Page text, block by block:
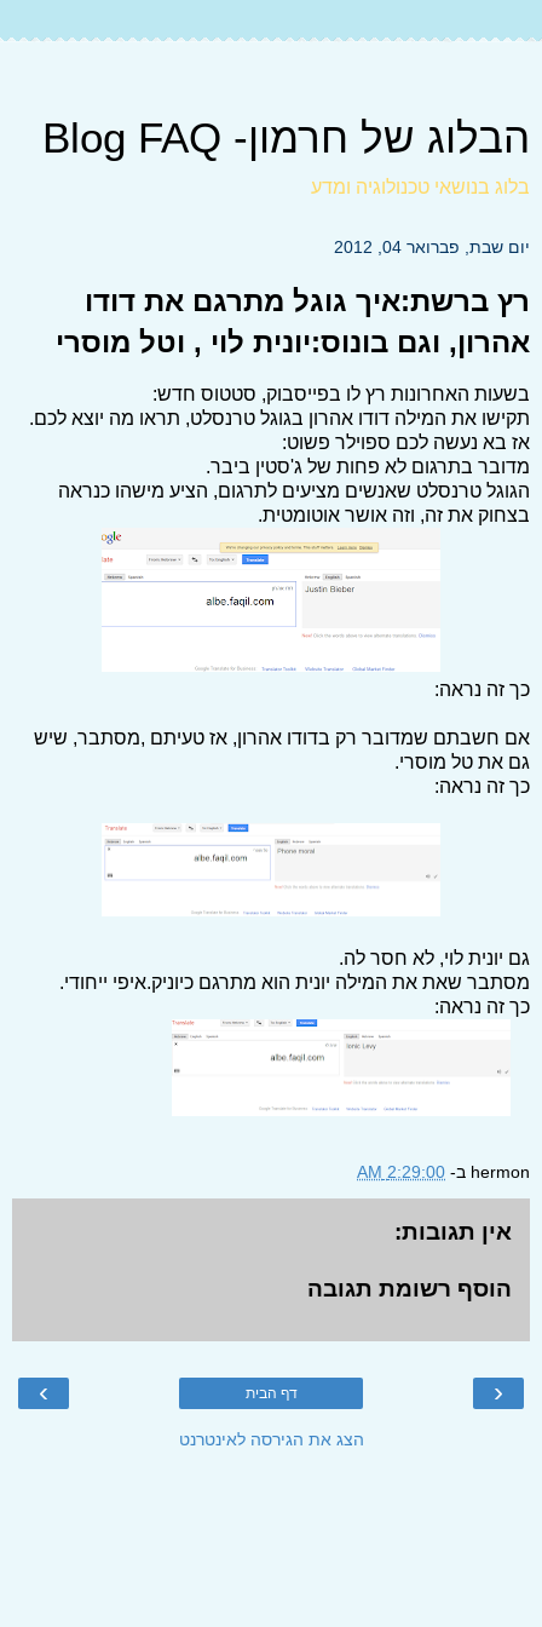
הבלוג של חרמון- Blog FAQ
בלוג בנושאי טכנולוגיה ומדע
יום שבת, פברואר 04, 2012
רץ ברשת:איך גוגל מתרגם את דודו
אהרון, וגם בונוס:יונית לוי , וטל מוסרי
בשעות האחרונות רץ לו בפייסבוק, סטטוס חדש:
תקישו את המילה דודו אהרון בגוגל טרנסלט, תראו מה יוצא לכם.
אז בא נעשה לכם ספוילר פשוט:
מדובר בתרגום לא פחות של ג'סטין ביבר.
הגוגל טרנסלט שאנשים מציעים לתרגום, הציע מישהו כנראה
בצחוק את זה, וזה אושר אוטומטית.
כך זה נראה:
אם חשבתם שמדובר רק בדודו אהרון, אז טעיתם ,מסתבר, שיש
גם את טל מוסרי.
כך זה נראה:
גם יונית לוי, לא חסר לה.
מסתבר שאת את המילה יונית הוא מתרגם כיוניק.איפי ייחודי.
כך זה נראה:
hermon ב- 2:29:00 AM
אין תגובות:
הוסף רשומת תגובה
‹
› דף הבית
הצג את הגירסה לאינטרנט